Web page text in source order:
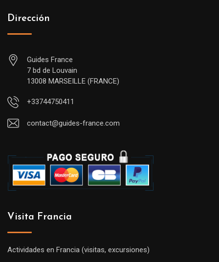
Dirección
Guides France
7 bd de Louvain
13008 MARSEILLE (FRANCE)
+33744750411
contact@guides-france.com
Visita Francia
Actividades en Francia (visitas, excursiones)